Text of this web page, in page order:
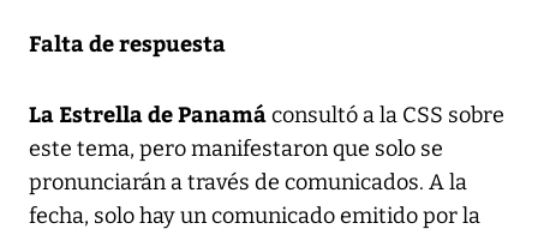
Falta de respuesta
La Estrella de Panamáconsultó a la CSS sobre
este tema, pero manifestaron que solo se
pronunciarán a través de comunicados. A la
fecha, solo hay un comunicado emitido por la